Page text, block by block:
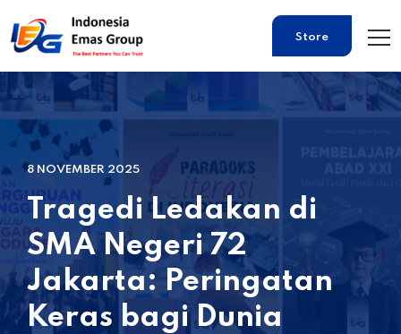
Store
8 NOVEMBER 2025
Tragedi Ledakan di
SMA Negeri 72
Jakarta: Peringatan
Keras bagi Dunia